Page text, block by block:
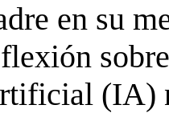
en su
(IA)